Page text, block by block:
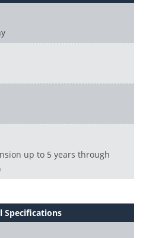
up to 5 years through
Specifications